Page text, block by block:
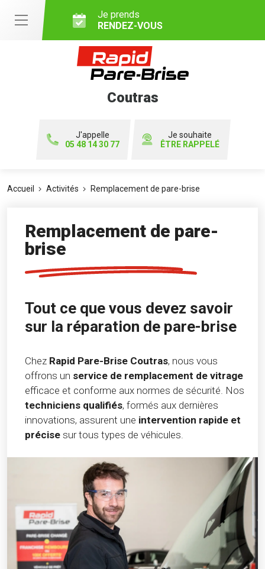
Je prends
RENDEZ-VOUS
Coutras
J'appelle
05 48 14 30 77
Je souhaite
ÊTRE RAPPELÉ
Accueil Activités Remplacement de pare-brise
Remplacement de pare-
brise
Tout ce que vous devez savoir
sur la réparation de pare-brise
Chez Rapid Pare-Brise Coutras, nous vous
offrons un service de remplacement de vitrage
efficace et conforme aux normes de sécurité. Nos
techniciens qualifiés, formés aux dernières
innovations, assurent une intervention rapide et
précise sur tous types de véhicules.